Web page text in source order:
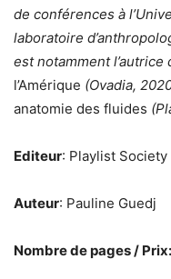
de conférences à
laboratoire
est notamment l’autrice
l’Amérique (Ovadia,
anatomie des fluides
Editeur: Playlist Society
Auteur: Pauline Guedj
Nombre de pages / Prix: